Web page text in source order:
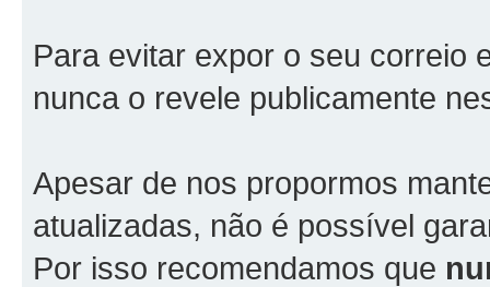
Para evitar expor o seu correio
nunca o revele publicamente
Apesar de nos propormos
atualizadas, não é possível
Por isso recomendamos que